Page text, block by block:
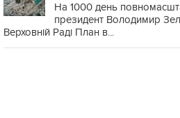
На 1000 день
президент Володимир
Верховній Раді План в...